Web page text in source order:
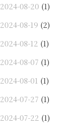
2024-08-20 (1)
2024-08-19 (2)
2024-08-12 (1)
2024-08-07 (1)
2024-08-01 (1)
2024-07-27 (1)
2024-07-22 (1)